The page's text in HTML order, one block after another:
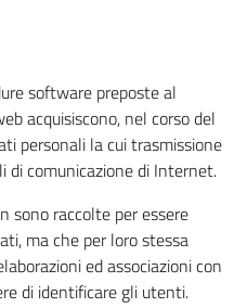
software preposte al
acquisiscono, nel corso del
personali la cui trasmissione
di comunicazione di Internet.
sono raccolte per essere
ma che per loro stessa
ed associazioni con
di identificare gli utenti.